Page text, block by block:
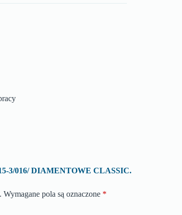
3/016/ DIAMENTOWE CLASSIC.
Wymagane pola są oznaczone *